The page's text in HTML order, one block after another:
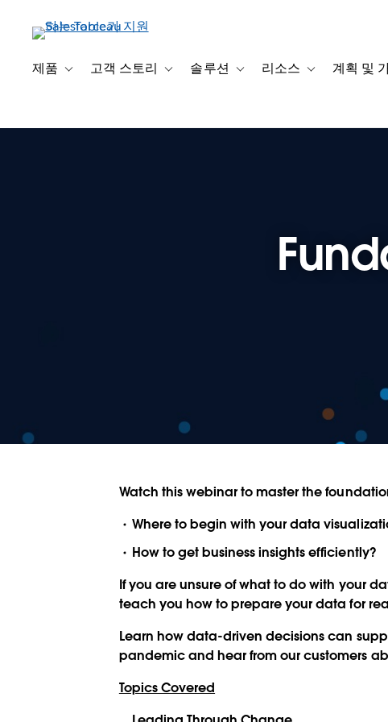
건
제품 Toggle sub-navigation for 제품
고객 스토리 Toggle sub-navigation for 고객 스토리
솔루션 Toggle sub-navigation for 솔루션
리소스 Toggle sub-
계획 및
Watch this webinar to master the
Where to begin with your data
How to get business insights efficiently?
If you are unsure of what to do with your
teach you how to prepare your data for
Learn how data-driven decisions can
pandemic and hear from our customers
Topics Covered